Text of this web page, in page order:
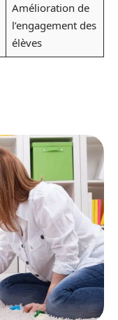
Amélioration de
l’engagement des
élèves